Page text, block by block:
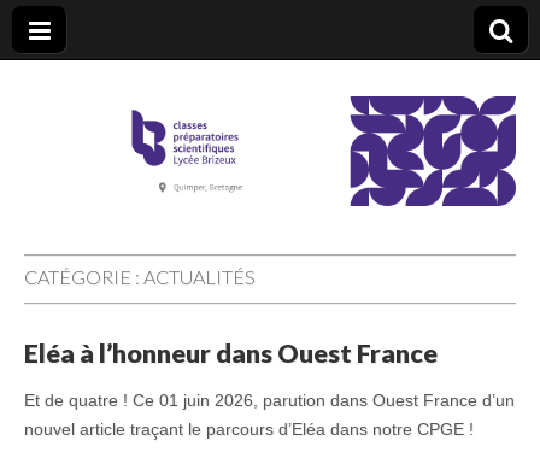
CPGE Brizeux
CATÉGORIE : ACTUALITÉS
Eléa à l’honneur dans Ouest France
Et de quatre ! Ce 01 juin 2026, parution dans Ouest France d’un
nouvel article traçant le parcours d’Eléa dans notre CPGE !